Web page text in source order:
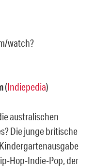
watch?
(Indiepedia)
australischen
Die junge britische
Hop-Indie-Pop, der